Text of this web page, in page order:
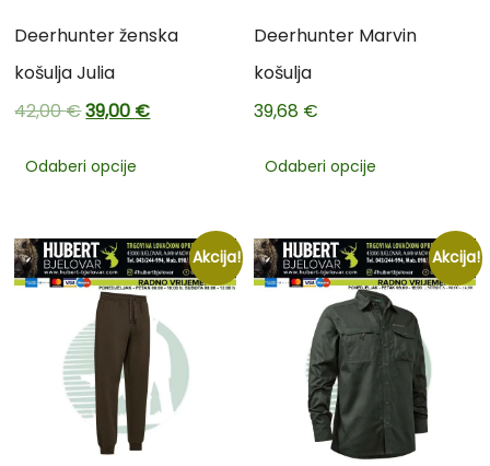
Deerhunter ženska
košulja Julia
42,00€39,00 €
Odaberi opcije
Deerhunter Marvin
košulja
39,68 €
Odaberi opcije
Akcija! Akcija!